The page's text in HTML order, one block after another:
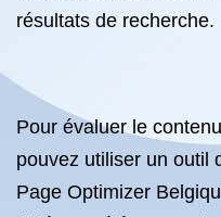
résultats de recherche.
Pour évaluer le
pouvez utiliser un outil
Page Optimizer